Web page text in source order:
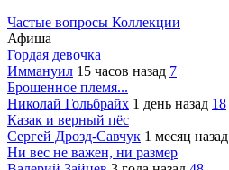
Частые вопросы Коллекции
Афиша
Гордая девочка
Иммануил 15 часов назад 7
Брошенное племя...
Николай Гольбрайх 1 день назад 18
Казак и верный пёс
Сергей Дрозд-Савчук 1 месяц назад
Ни вес не важен, ни размер